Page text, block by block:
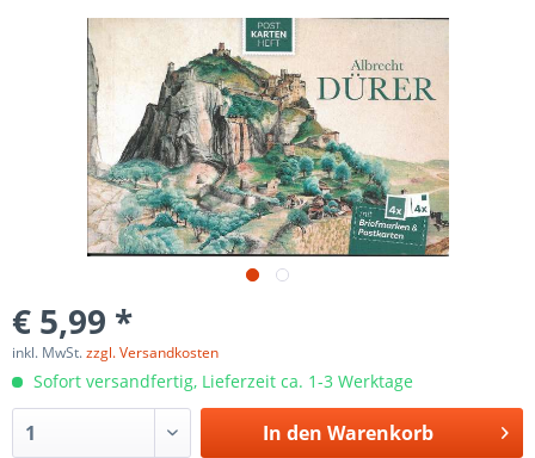
€ 5,99 *
inkl. MwSt.zzgl. Versandkosten
Sofort versandfertig, Lieferzeit ca. 1-3 Werktage
In den Warenkorb